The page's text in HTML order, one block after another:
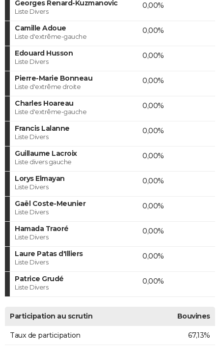
Georges Renard-Kuzmanovic
Liste Divers
0,00%
Camille Adoue
Liste d'extrême-gauche
0,00%
Edouard Husson
Liste Divers
0,00%
Pierre-Marie Bonneau
Liste d'extrême droite
0,00%
Charles Hoareau
Liste d'extrême-gauche
0,00%
Francis Lalanne
Liste Divers
0,00%
Guillaume Lacroix
Liste divers gauche
0,00%
Lorys Elmayan
Liste Divers
0,00%
Gaël Coste-Meunier
Liste Divers
0,00%
Hamada Traoré
Liste Divers
0,00%
Laure Patas d'Illiers
Liste Divers
0,00%
Patrice Grudé
Liste Divers
0,00%
Participation au scrutin Bouvines
Taux de participation 67,13%